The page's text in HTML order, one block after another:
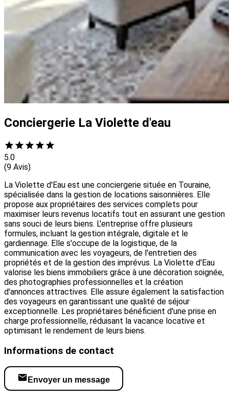
Conciergerie La Violette d'eau
5.0
(9 Avis)
La Violette d'Eau est une conciergerie située en Touraine,
spécialisée dans la gestion de locations saisonnières. Elle
propose aux propriétaires des services complets pour
maximiser leurs revenus locatifs tout en assurant une gestion
sans souci de leurs biens. L'entreprise offre plusieurs
formules, incluant la gestion intégrale, digitale et le
gardiennage. Elle s'occupe de la logistique, de la
communication avec les voyageurs, de l'entretien des
propriétés et de la gestion des imprévus. La Violette d'Eau
valorise les biens immobiliers grâce à une décoration soignée,
des photographies professionnelles et la création
d'annonces attractives. Elle assure également la satisfaction
des voyageurs en garantissant une qualité de séjour
exceptionnelle. Les propriétaires bénéficient d'une prise en
charge professionnelle, réduisant la vacance locative et
optimisant le rendement de leurs biens.
Informations de contact
Envoyer un message